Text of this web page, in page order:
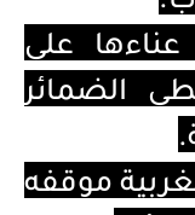
على
الضمائر
موقفه